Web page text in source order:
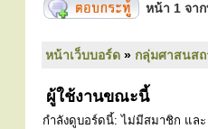
หน้า 1 จา
หน้าเว็บบอร์ด » กลุ่มศาสนส
ผู้ใช้งานขณะนี้
กำลังดูบอร์ดนี้: ไม่มีสมาชิก แล